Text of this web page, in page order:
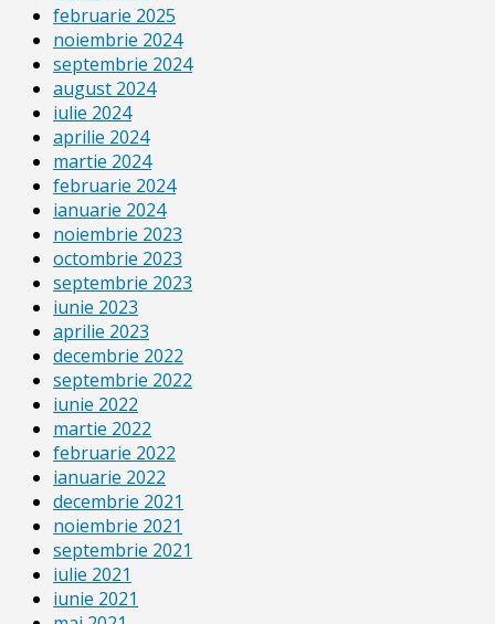
februarie 2025
noiembrie 2024
septembrie 2024
august 2024
iulie 2024
aprilie 2024
martie 2024
februarie 2024
ianuarie 2024
noiembrie 2023
octombrie 2023
septembrie 2023
iunie 2023
aprilie 2023
decembrie 2022
septembrie 2022
iunie 2022
martie 2022
februarie 2022
ianuarie 2022
decembrie 2021
noiembrie 2021
septembrie 2021
iulie 2021
iunie 2021